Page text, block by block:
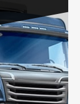
от 5 до